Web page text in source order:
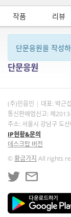
작품 리뷰
단문응원을 작성
단문응원
(주)민음인 대표: 박근섭
통신판매업신고: 제
주소: 서울시 강남구 도
IP현황&문의
데스크탑 버전
©황금가지 All rights